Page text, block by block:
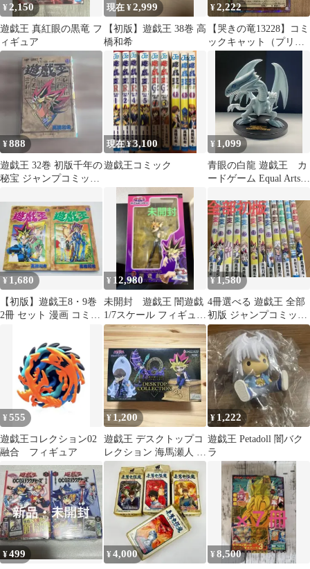
¥ 2,150
遊戯王 真紅眼の黒竜 フ
ィギュア
現在 ¥2,999
【初版】遊戯王 38巻 高
橋和希
¥2,222
【哭きの竜13228】コミ
ックキャット（プリシ
¥888
遊戯王 32巻 初版千年の
秘宝 ジャンプコミック
現在 ¥3,100
遊戯王コミック
¥ 1,099
青眼の白龍 遊戯王 カ
ードゲーム Equal Arts
¥ 1,680
【初版】遊戯王8・9巻
2冊 セット 漫画 コミッ
¥ 12,980
未開封 遊戯王 闇遊戯
1/7スケール フィギュ
ア コトブキヤ
¥1,580
4冊選べる 遊戯王 全部
初版 ジャンプコミック
ス 12〜28巻
¥555
遊戯王コレクション02
融合 フィギュア
¥ 1,200
遊戯王 デスクトップコ
レクション 海馬瀬人 フ
ィギュア
¥ 1,222
遊戯王 Petadoll 闇バク
ラ
¥499 ¥4,000 ¥8,500